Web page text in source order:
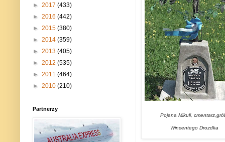
Pojana Mikuli, cmentarz,
Wincentego Drozdka
► 2017 (433)
► 2016 (442)
► 2015 (380)
► 2014 (359)
► 2013 (405)
► 2012 (535)
► 2011 (464)
► 2010 (210)
Partnerzy